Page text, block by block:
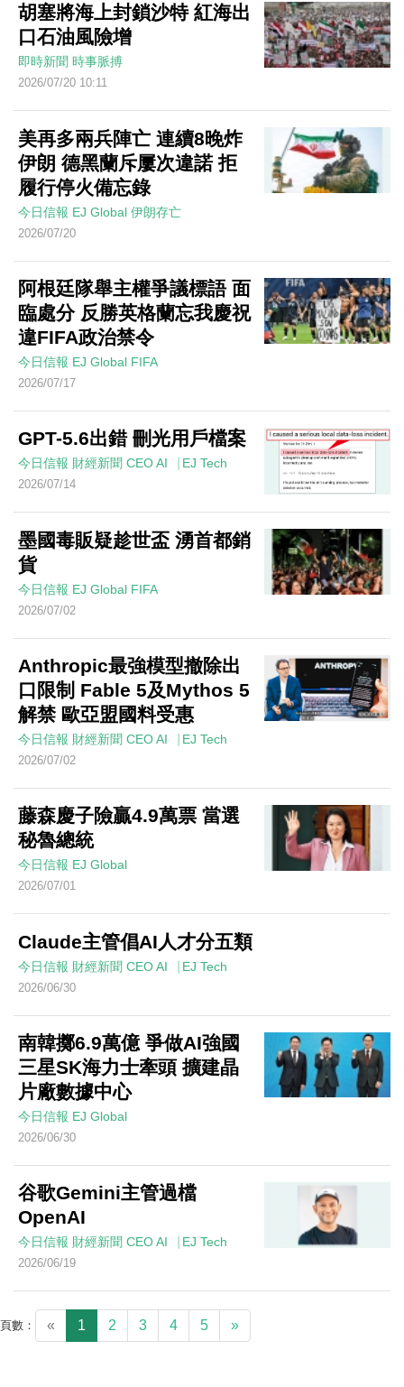
胡塞將海上封鎖沙特 紅海出
口石油風險增
即時新聞 時事脈搏
2026/07/20 10:11
美再多兩兵陣亡 連續8晚炸
伊朗 德黑蘭斥屢次違諾 拒
履行停火備忘錄
今日信報 EJ Global 伊朗存亡
2026/07/20
阿根廷隊舉主權爭議標語 面
臨處分 反勝英格蘭忘我慶祝
違FIFA政治禁令
今日信報 EJ Global FIFA
2026/07/17
GPT-5.6出錯 刪光用戶檔案
今日信報 財經新聞 CEO AI⎹ EJ Tech
2026/07/14
墨國毒販疑趁世盃 湧首都銷
貨
今日信報 EJ Global FIFA
2026/07/02
Anthropic最強模型撤除出
口限制 Fable 5及Mythos 5
解禁 歐亞盟國料受惠
今日信報 財經新聞 CEO AI⎹ EJ Tech
2026/07/02
藤森慶子險贏4.9萬票 當選
秘魯總統
今日信報 EJ Global
2026/07/01
Claude主管倡AI人才分五類
今日信報 財經新聞 CEO AI⎹ EJ Tech
2026/06/30
南韓擲6.9萬億 爭做AI強國
三星SK海力士牽頭 擴建晶
片廠數據中心
今日信報 EJ Global
2026/06/30
谷歌Gemini主管過檔
OpenAI
今日信報 財經新聞 CEO AI⎹ EJ Tech
2026/06/19
頁數： « 1 2 3 4 5 »